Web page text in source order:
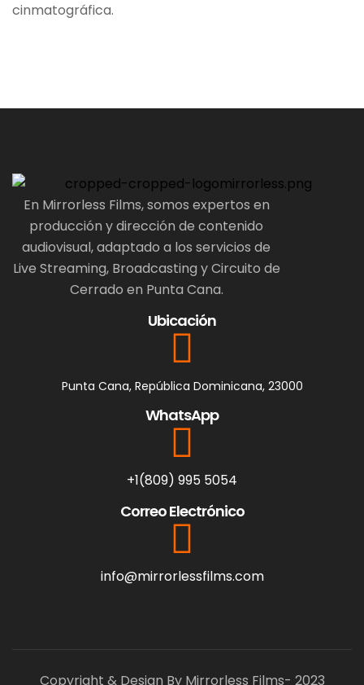
cinmatográfica.
En Mirrorless Films, somos expertos en
producción y dirección de contenido
audiovisual, adaptado a los servicios de
Live Streaming, Broadcasting y Circuito de
Cerrado en Punta Cana.
Ubicación
Punta Cana, República Dominicana, 23000
WhatsApp
+1(809) 995 5054
Correo Electrónico
info@mirrorlessfilms.com
Copyright & Design By Mirrorless Films- 2023